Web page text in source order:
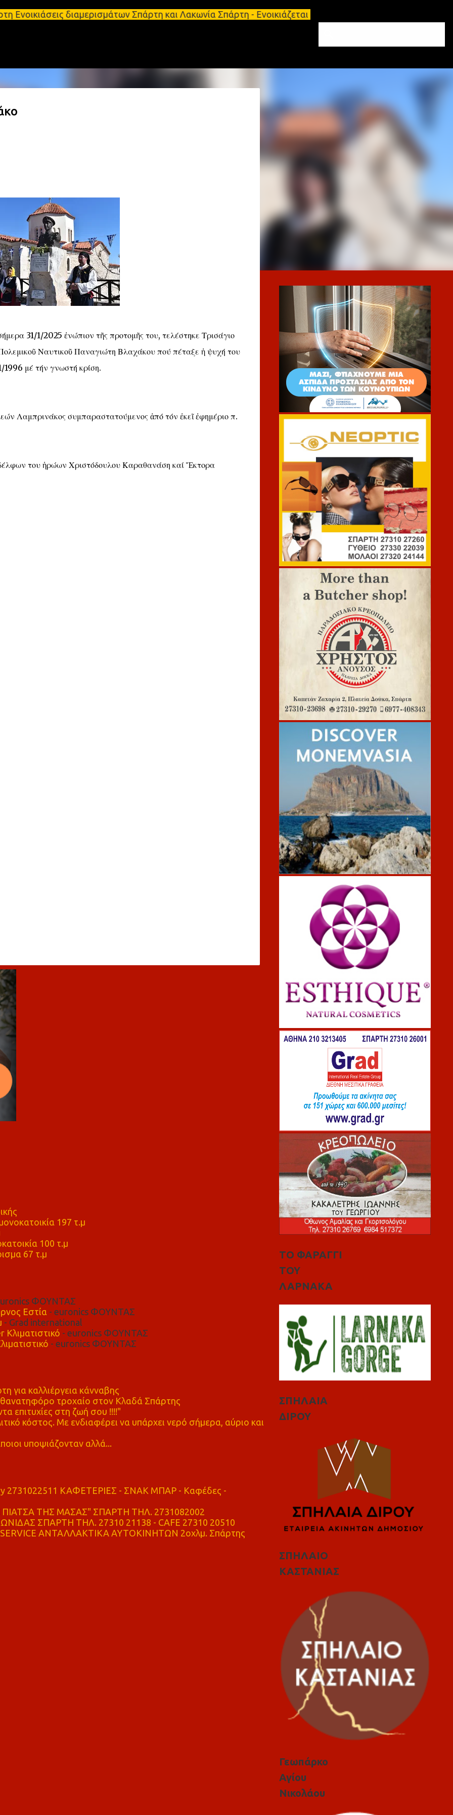
Μετάβαση στο κύριο περιεχόμενο
διαμερισμάτων Σπάρτη και Λακωνία Σπάρτη - Ενοικιάζεται κατάστημα 134 τ.μ, με υπόγειο
31/1/2025 ἐνώπιον τῆς προτομῆς του, τελέστηκε Τρισάγιο
Ναυτικοῦ Παναγιώτη Βλαχάκου πού πέταξε ἡ ψυχή του
μέ τήν γνωστή κρίση.
Λαμπρινάκος συμπαραστατούμενος ἀπό τόν ἐκεῖ ἐφημέριο π.
του ἡρώων Χριστόδουλου Καραθανάση καί Ἕκτορα
197 τ.μ
100 τ.μ
67 τ.μ
ΦΟΥΝΤΑΣ
Εστία - euronics ΦΟΥΝΤΑΣ
- Grad international
- euronics ΦΟΥΝΤΑΣ
- euronics ΦΟΥΝΤΑΣ
καλλιέργεια κάνναβης
τροχαίο στον Κλαδά Σπάρτης
επιτυχίες στη ζωή σου !!!!"
κόστος. Με ενδιαφέρει να υπάρχει νερό σήμερα, αύριο και
υποψιάζονταν αλλά...
2731022511 ΚΑΦΕΤΕΡΙΕΣ - ΣΝΑΚ ΜΠΑΡ - Καφέδες -
ΤΗΣ ΜΑΣΑΣ" ΣΠΑΡΤΗ ΤΗΛ. 2731082002
ΣΠΑΡΤΗ ΤΗΛ. 27310 21138 - CAFE 27310 20510
ΑΝΤΑΛΛΑΚΤΙΚΑ ΑΥΤΟΚΙΝΗΤΩΝ 2οχλμ. Σπάρτης
ΤΟ ΦΑΡΑΓΓΙ
ΤΟΥ
ΛΑΡΝΑΚΑ
ΣΠΗΛΑΙΑ
ΔΙΡΟΥ
ΣΠΗΛΑΙΟ
ΚΑΣΤΑΝΙΑΣ
Γεωπάρκο
Αγίου
Νικολάου